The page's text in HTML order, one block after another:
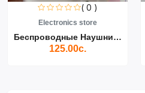
( 0 )
Electronics store
Беспроводные Наушники Air...
125.00с.